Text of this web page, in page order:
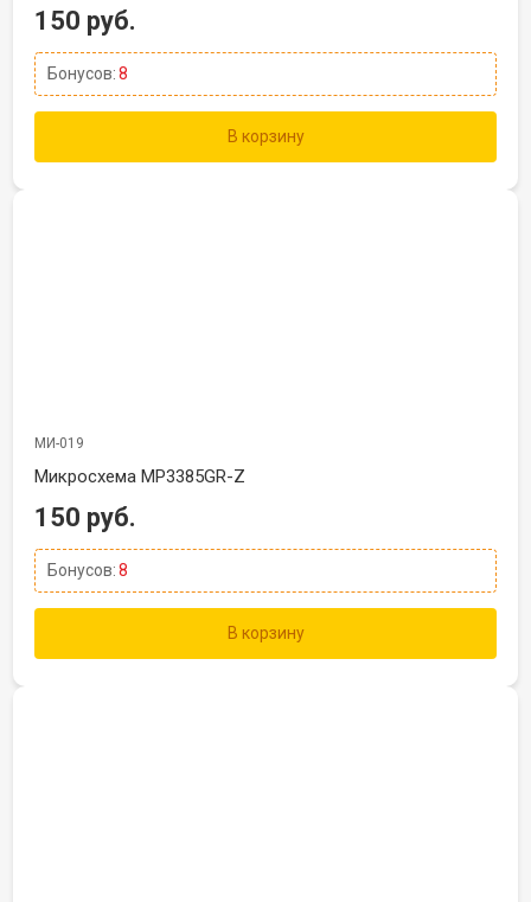
150 руб.
Бонусов:8
В корзину
МИ-019
Микросхема MP3385GR-Z
150 руб.
Бонусов:8
В корзину